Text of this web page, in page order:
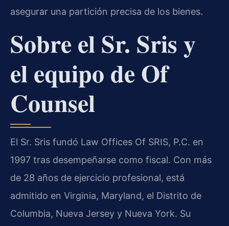
asegurar una partición precisa de los bienes.
Sobre el Sr. Sris y
el equipo de Of
Counsel
El Sr. Sris fundó Law Offices Of SRIS, P.C. en
1997 tras desempeñarse como fiscal. Con más
de 28 años de ejercicio profesional, está
admitido en Virginia, Maryland, el Distrito de
Columbia, Nueva Jersey y Nueva York. Su